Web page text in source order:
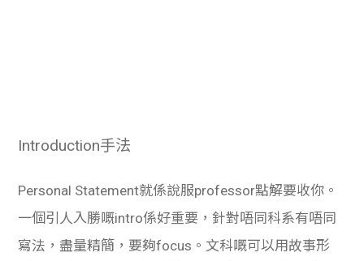
Introduction手法
Personal Statement就係說服professor點解要收你。
一個引人入勝嘅intro係好重要，針對唔同科系有唔同
寫法，盡量精簡，要夠focus。文科嘅可以用故事形